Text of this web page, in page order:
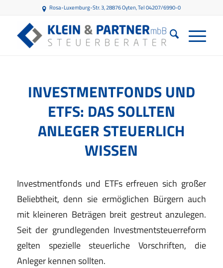
Rosa-Luxemburg-Str. 3, 28876 Oyten, Tel 04207/6990-0
INVESTMENTFONDS UND
ETFS: DAS SOLLTEN
ANLEGER STEUERLICH
WISSEN
Investmentfonds und ETFs erfreuen sich großer
Beliebtheit, denn sie ermöglichen Bürgern auch
mit kleineren Beträgen breit gestreut anzulegen.
Seit der grundlegenden Investmentsteuerreform
gelten spezielle steuerliche Vorschriften, die
Anleger kennen sollten.